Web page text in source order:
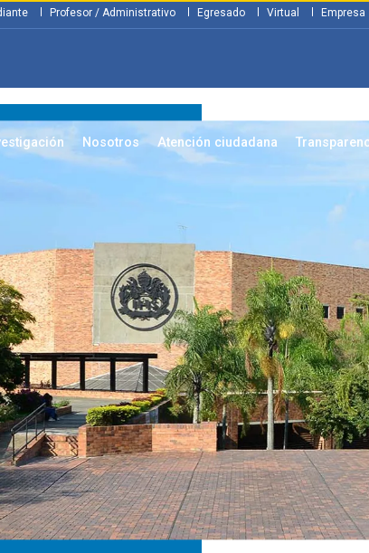
Nosotros Atención ciudadana
Profesor / Administrativo Egresado Virtual Empresa